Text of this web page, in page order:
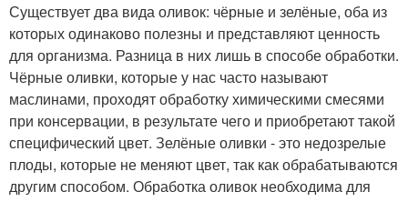
Существует два вида оливок: чёрные и зелёные, оба из
которых одинаково полезны и представляют ценность
для организма. Разница в них лишь в способе обработки.
Чёрные оливки, которые у нас часто называют
маслинами, проходят обработку химическими смесями
при консервации, в результате чего и приобретают такой
специфический цвет. Зелёные оливки - это недозрелые
плоды, которые не меняют цвет, так как обрабатываются
другим способом. Обработка оливок необходима для